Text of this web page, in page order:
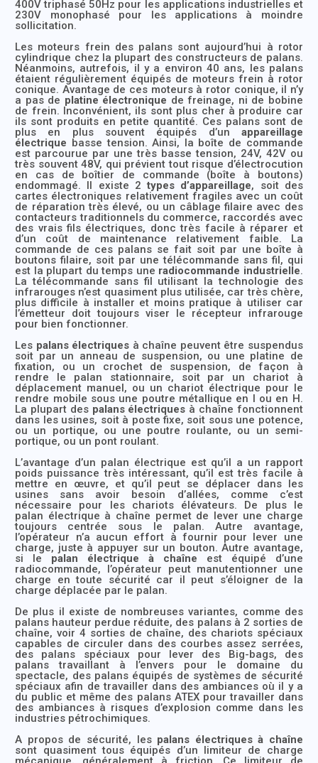
400V triphasé 50Hz pour les applications industrielles et
230V monophasé pour les applications à moindre
sollicitation.
Les moteurs frein des palans sont aujourd’hui à rotor
cylindrique chez la plupart des constructeurs de palans.
Néanmoins, autrefois, il y a environ 40 ans, les palans
étaient régulièrement équipés de moteurs frein à rotor
conique. Avantage de ces moteurs à rotor conique, il n’y
a pas de platine électronique de freinage, ni de bobine
de frein. Inconvénient, ils sont plus cher à produire car
ils sont produits en petite quantité. Ces palans sont de
plus en plus souvent équipés d’un appareillage
électrique basse tension. Ainsi, la boîte de commande
est parcourue par une très basse tension, 24V, 42V ou
très souvent 48V, qui prévient tout risque d’électrocution
en cas de boîtier de commande (boîte à boutons)
endommagé. Il existe 2types d’appareillage, soit des
cartes électroniques relativement fragiles avec un coût
de réparation très élevé, ou un câblage filaire avec des
contacteurs traditionnels du commerce, raccordés avec
des vrais fils électriques, donc très facile à réparer et
d’un coût de maintenance relativement faible. La
commande de ces palans se fait soit par une boîte à
boutons filaire, soit par une télécommande sans fil, qui
est la plupart du temps une radiocommande industrielle.
La télécommande sans fil utilisant la technologie des
infrarouges n’est quasiment plus utilisée, car très chère,
plus difficile à installer et moins pratique à utiliser car
l’émetteur doit toujours viser le récepteur infrarouge
pour bien fonctionner.
Les palans électriques à chaîne peuvent être suspendus
soit par un anneau de suspension, ou une platine de
fixation, ou un crochet de suspension, de façon à
rendre le palan stationnaire, soit par un chariot à
déplacement manuel, ou un chariot électrique pour le
rendre mobile sous une poutre métallique en I ou en H.
La plupart des palans électriques à chaîne fonctionnent
dans les usines, soit à poste fixe, soit sous une potence,
ou un portique, ou une poutre roulante, ou un semi-
portique, ou un pont roulant.
L’avantage d’un palan électrique est qu’il a un rapport
poids puissance très intéressant, qu’il est très facile à
mettre en œuvre, et qu’il peut se déplacer dans les
usines sans avoir besoin d’allées, comme c’est
nécessaire pour les chariots élévateurs. De plus le
palan électrique à chaîne permet de lever une charge
toujours centrée sous le palan. Autre avantage,
l’opérateur n’a aucun effort à fournir pour lever une
charge, juste à appuyer sur un bouton. Autre avantage,
si le palan électrique à chaîne est équipé d’une
radiocommande, l’opérateur peut manutentionner une
charge en toute sécurité car il peut s’éloigner de la
charge déplacée par le palan.
De plus il existe de nombreuses variantes, comme des
palans hauteur perdue réduite, des palans à 2 sorties de
chaîne, voir 4 sorties de chaîne, des chariots spéciaux
capables de circuler dans des courbes assez serrées,
des palans spéciaux pour lever des Big-bags, des
palans travaillant à l’envers pour le domaine du
spectacle, des palans équipés de systèmes de sécurité
spéciaux afin de travailler dans des ambiances où il y a
du public et même des palans ATEX pour travailler dans
des ambiances à risques d’explosion comme dans les
industries pétrochimiques.
A propos de sécurité, les palans électriques à chaîne
sont quasiment tous équipés d’un limiteur de charge